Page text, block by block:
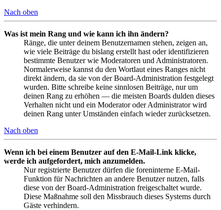
Nach oben
Was ist mein Rang und wie kann ich ihn ändern?
Ränge, die unter deinem Benutzernamen stehen, zeigen an,
wie viele Beiträge du bislang erstellt hast oder identifizieren
bestimmte Benutzer wie Moderatoren und Administratoren.
Normalerweise kannst du den Wortlaut eines Ranges nicht
direkt ändern, da sie von der Board-Administration festgelegt
wurden. Bitte schreibe keine sinnlosen Beiträge, nur um
deinen Rang zu erhöhen — die meisten Boards dulden dieses
Verhalten nicht und ein Moderator oder Administrator wird
deinen Rang unter Umständen einfach wieder zurücksetzen.
Nach oben
Wenn ich bei einem Benutzer auf den E-Mail-Link klicke,
werde ich aufgefordert, mich anzumelden.
Nur registrierte Benutzer dürfen die foreninterne E-Mail-
Funktion für Nachrichten an andere Benutzer nutzen, falls
diese von der Board-Administration freigeschaltet wurde.
Diese Maßnahme soll den Missbrauch dieses Systems durch
Gäste verhindern.